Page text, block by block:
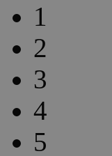
1
2
3
4
5